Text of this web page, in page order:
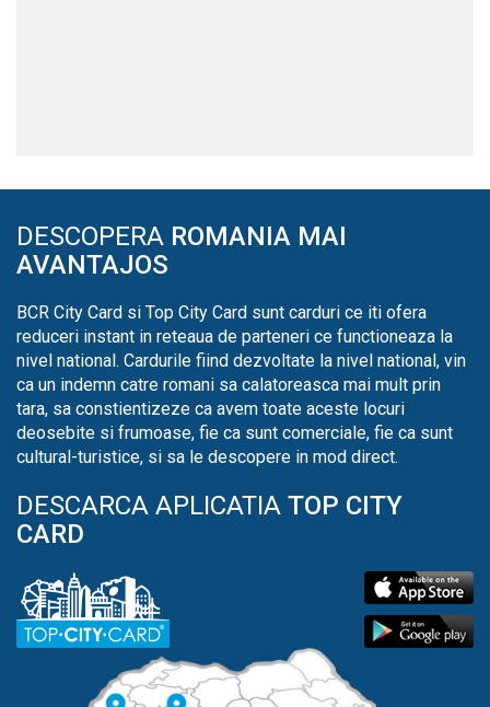
DESCOPERA ROMANIA MAI
AVANTAJOS
BCR City Card si Top City Card sunt carduri ce iti ofera
reduceri instant in reteaua de parteneri ce functioneaza la
nivel national. Cardurile fiind dezvoltate la nivel national, vin
ca un indemn catre romani sa calatoreasca mai mult prin
tara, sa constientizeze ca avem toate aceste locuri
deosebite si frumoase, fie ca sunt comerciale, fie ca sunt
cultural-turistice, si sa le descopere in mod direct.
DESCARCA APLICATIA TOP CITY
CARD